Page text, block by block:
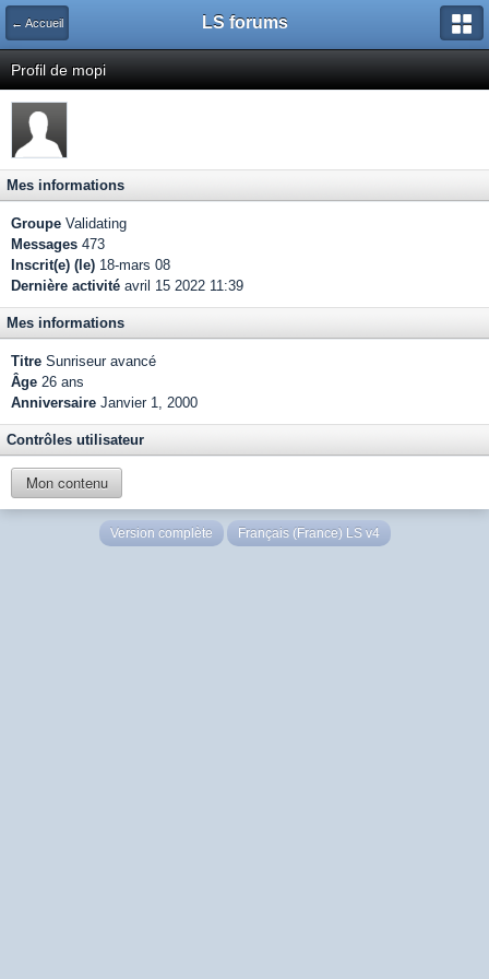
← Accueil LS forums
Profil de mopi
Mes informations
Groupe Validating
Messages 473
Inscrit(e) (le) 18-mars 08
Dernière activité avril 15 2022 11:39
Mes informations
Titre Sunriseur avancé
Âge 26 ans
Anniversaire Janvier 1, 2000
Contrôles utilisateur
Mon contenu
Version complète Français (France) LS v4